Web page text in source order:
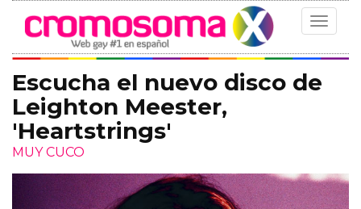
Toggle
Escucha el nuevo disco de
Leighton Meester,
'Heartstrings'
MUY CUCO